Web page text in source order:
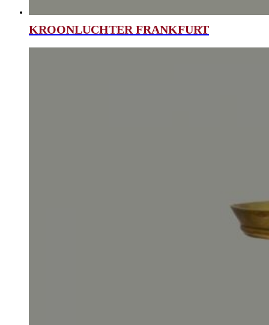
KROONLUCHTER FRANKFURT